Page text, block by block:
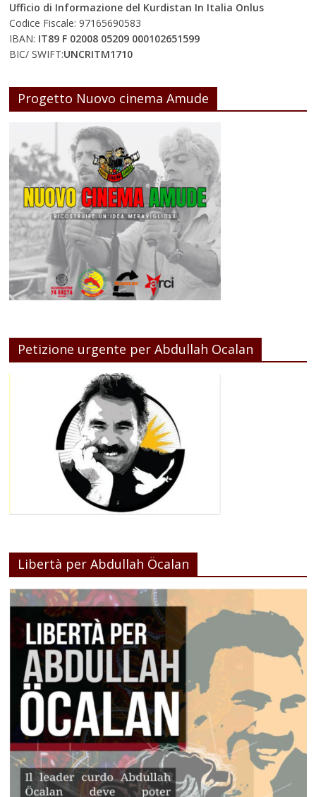
Ufficio di Informazione del Kurdistan In Italia Onlus
Codice Fiscale: 97165690583
IBAN: IT89 F 02008 05209 000102651599
BIC/ SWIFT:UNCRITM1710
Progetto Nuovo cinema Amude
Petizione urgente per Abdullah Ocalan
Libertà per Abdullah Öcalan